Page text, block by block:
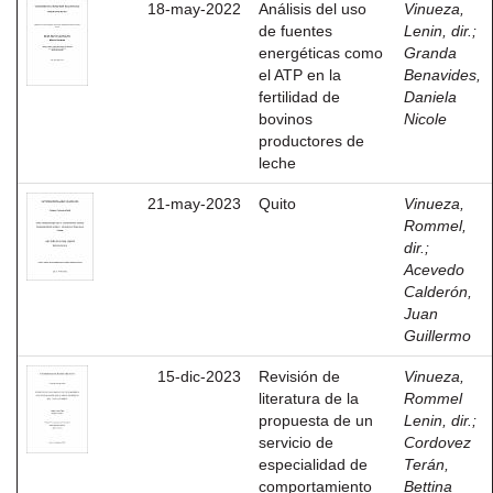
18-may-2022
Análisis del uso
de fuentes
energéticas como
el ATP en la
fertilidad de
bovinos
productores de
leche
Vinueza,
Lenin, dir. ;
Granda
Benavides,
Daniela
Nicole
21-may-2023 Quito
Vinueza,
Rommel,
dir. ;
Acevedo
Calderón,
Juan
Guillermo
15-dic-2023
Revisión de
literatura de la
propuesta de un
servicio de
especialidad de
comportamiento
Vinueza,
Rommel
Lenin, dir. ;
Cordovez
Terán,
Bettina